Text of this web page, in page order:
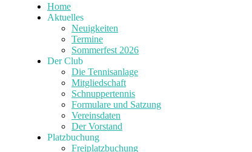
Home
Aktuelles
Neuigkeiten
Termine
Sommerfest 2026
Der Club
Die Tennisanlage
Mitgliedschaft
Schnuppertennis
Formulare und Satzung
Vereinsdaten
Der Vorstand
Platzbuchung
Freiplatzbuchung